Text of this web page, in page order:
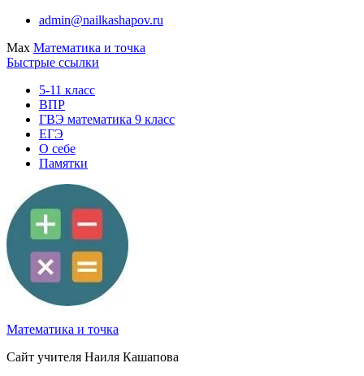
Перейти
содержимому
admin@nailkashapov.ru
Max Математика и точка
Быстрые ссылки
5-11 класс
ВПР
ГВЭ математика 9 класс
ЕГЭ
О себе
Памятки
Математика и точка
Сайт учителя Наиля Кашапова